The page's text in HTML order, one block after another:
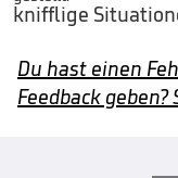
knifflige
Du hast einen
Feedback